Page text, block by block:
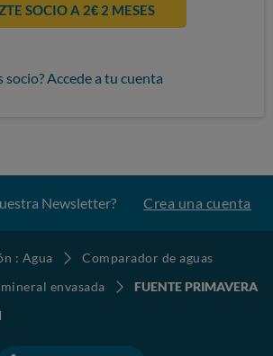
SOCIO A 2€ 2 MESES
socio? Accede a tu cuenta
Newsletter? Crea una cuenta
: Agua
Comparador de aguas
envasada
FUENTE PRIMAVERA